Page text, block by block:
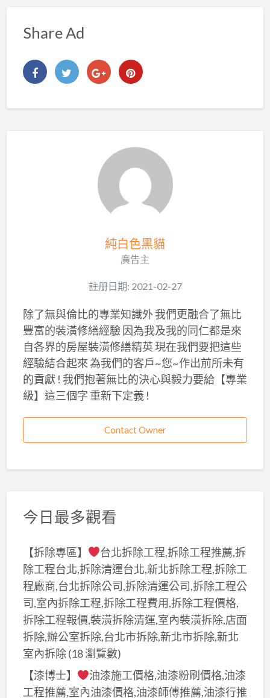
Share Ad
純白色黑貓
廣告主
註册日期: 2021-02-27
除了無與倫比的專業知識外 我們更融合了無比
豐富的裝潢修繕經驗 因為我及我的同仁都是來
自各界的房屋裝潢修繕精英 現在我們要把這些
經驗結合起來 為我們的客戶~您~作出前所未有
的貢獻 ! 我們抱著無比的決心與毅力要給【專業
級】這三個字 重新下定義 !
Contact Owner
今日最多觀看
【拆除專區】
台北拆除工程,拆除工程推薦,拆
除工程台北,拆除清運台北,新北拆除工程,拆除工
程廠商,台北拆除公司,拆除清運公司,拆除工程公
司,室內拆除工程,拆除工程費用,拆除工程價格,
拆除工程報價,裝潢拆除清運,室內裝潢拆除,店面
拆除,辦公室拆除,台北市拆除,新北市拆除,新北
室內拆除(18 瀏覽數)
【漆博士】
油漆施工價格,油漆粉刷價格,油漆
工程推薦,室內油漆價格,油漆師傅推薦,油漆行推